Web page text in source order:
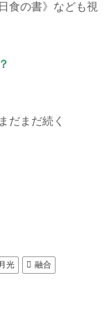
食の書》なども視
だまだ続く
月光 融合